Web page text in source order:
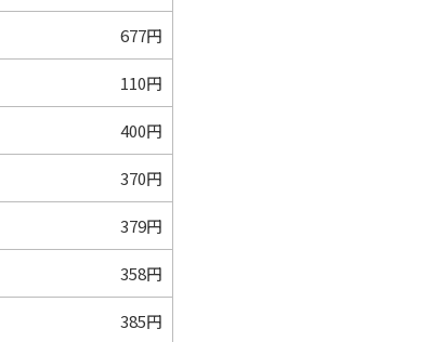
677円
110円
400円
370円
379円
358円
385円